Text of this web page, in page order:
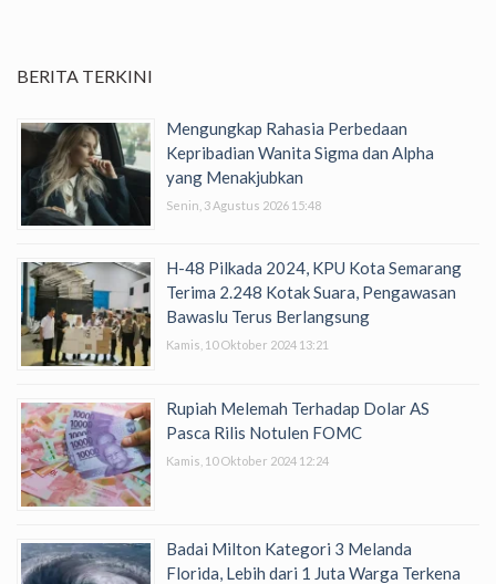
BERITA TERKINI
Mengungkap Rahasia Perbedaan
Kepribadian Wanita Sigma dan Alpha
yang Menakjubkan
Senin, 3 Agustus 2026 15:48
H-48 Pilkada 2024, KPU Kota Semarang
Terima 2.248 Kotak Suara, Pengawasan
Bawaslu Terus Berlangsung
Kamis, 10 Oktober 2024 13:21
Rupiah Melemah Terhadap Dolar AS
Pasca Rilis Notulen FOMC
Kamis, 10 Oktober 2024 12:24
Badai Milton Kategori 3 Melanda
Florida, Lebih dari 1 Juta Warga Terkena